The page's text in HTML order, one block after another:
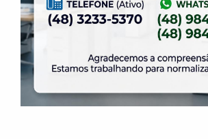
05/08/2006
Jogo: ELASE 5 X 2 ADC
Camboriú